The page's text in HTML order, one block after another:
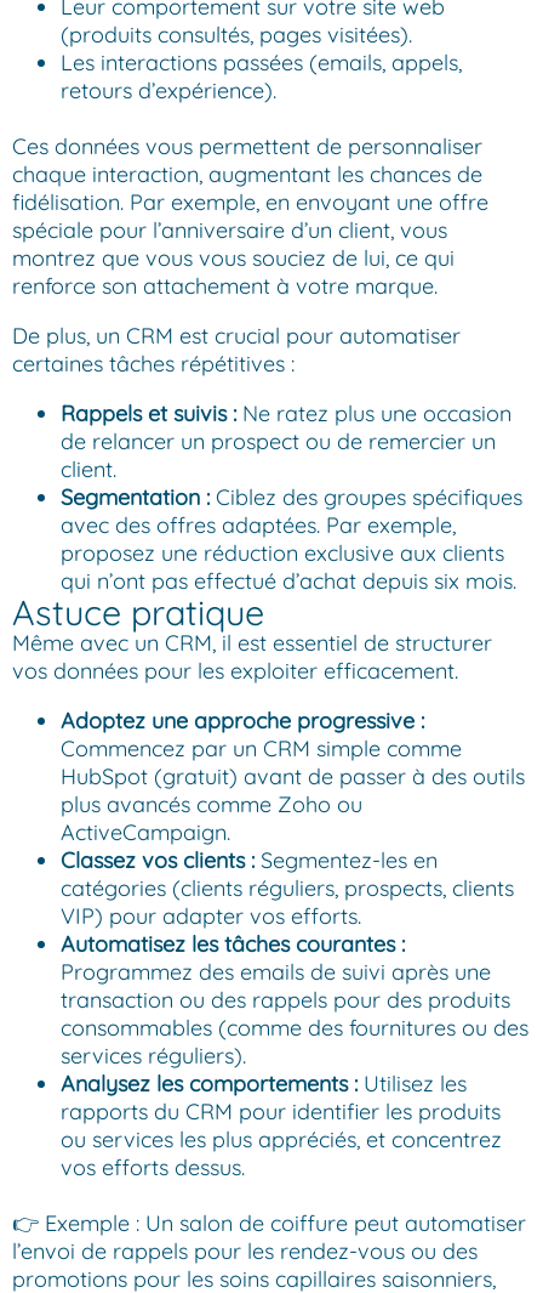
Leur comportement sur votre site web
(produits consultés, pages visitées).
Les interactions passées (emails, appels,
retours d’expérience).
Ces données vous permettent de personnaliser
chaque interaction, augmentant les chances de
fidélisation. Par exemple, en envoyant une offre
spéciale pour l’anniversaire d’un client, vous
montrez que vous vous souciez de lui, ce qui
renforce son attachement à votre marque.
De plus, un CRM est crucial pour automatiser
certaines tâches répétitives :
Rappels et suivis :Ne ratez plus une occasion
de relancer un prospect ou de remercier un
client.
Segmentation :Ciblez des groupes spécifiques
avec des offres adaptées. Par exemple,
proposez une réduction exclusive aux clients
qui n’ont pas effectué d’achat depuis six mois.
Astuce pratique
Même avec un CRM, il est essentiel de structurer
vos données pour les exploiter efficacement.
Adoptez une approche progressive :
Commencez par un CRM simple comme
HubSpot (gratuit) avant de passer à des outils
plus avancés comme Zoho ou
ActiveCampaign.
Classez vos clients :Segmentez-les en
catégories (clients réguliers, prospects, clients
VIP) pour adapter vos efforts.
Automatisez les tâches courantes :
Programmez des emails de suivi après une
transaction ou des rappels pour des produits
consommables (comme des fournitures ou des
services réguliers).
Analysez les comportements :Utilisez les
rapports du CRM pour identifier les produits
ou services les plus appréciés, et concentrez
vos efforts dessus.
👉 Exemple : Un salon de coiffure peut automatiser
l’envoi de rappels pour les rendez-vous ou des
promotions pour les soins capillaires saisonniers,